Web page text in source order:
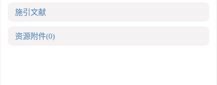
施引文献
资源附件(0)